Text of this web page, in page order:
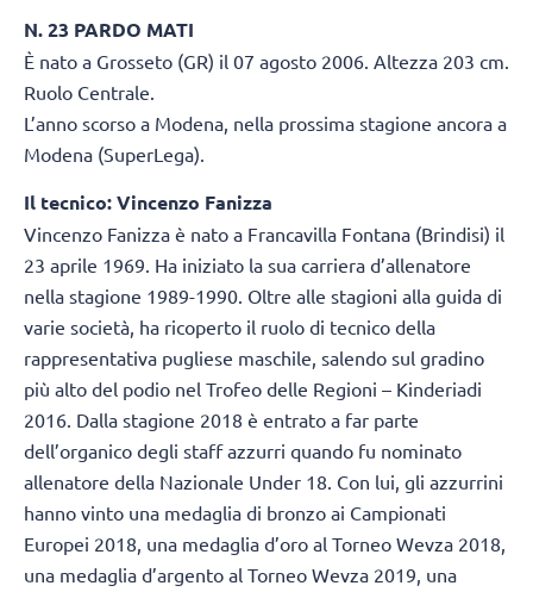
N. 23 PARDO MATI
È nato a Grosseto (GR) il 07 agosto 2006. Altezza 203 cm.
Ruolo Centrale.
L’anno scorso a Modena, nella prossima stagione ancora a
Modena (SuperLega).
Il tecnico: Vincenzo Fanizza
Vincenzo Fanizza è nato a Francavilla Fontana (Brindisi) il
23 aprile 1969. Ha iniziato la sua carriera d’allenatore
nella stagione 1989-1990. Oltre alle stagioni alla guida di
varie società, ha ricoperto il ruolo di tecnico della
rappresentativa pugliese maschile, salendo sul gradino
più alto del podio nel Trofeo delle Regioni – Kinderiadi
2016. Dalla stagione 2018 è entrato a far parte
dell’organico degli staff azzurri quando fu nominato
allenatore della Nazionale Under 18. Con lui, gli azzurrini
hanno vinto una medaglia di bronzo ai Campionati
Europei 2018, una medaglia d’oro al Torneo Wevza 2018,
una medaglia d’argento al Torneo Wevza 2019, una